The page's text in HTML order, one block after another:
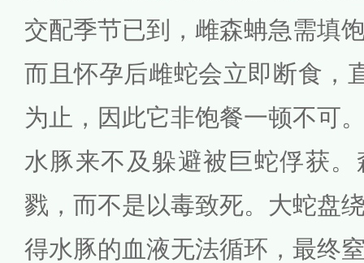
交配季节已到，雌森蚺急需填
而且怀孕后雌蛇会立即断食，
为止，因此它非饱餐一顿不可
水豚来不及躲避被巨蛇俘获
戮，而不是以毒致死。大蛇盘
得水豚的血液无法循环，最终